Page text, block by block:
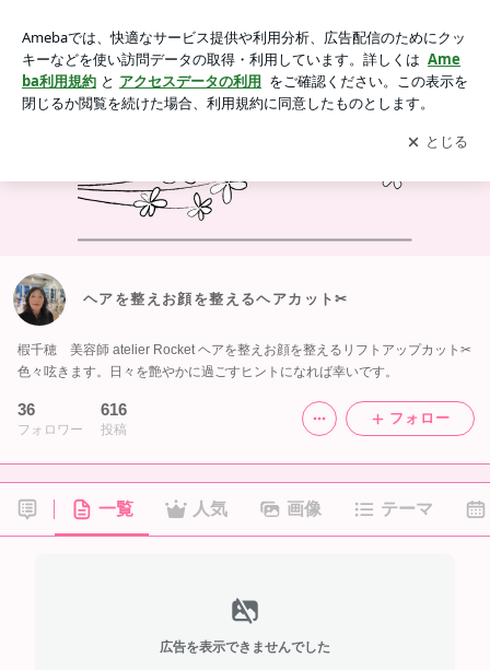
アプリをダウンロードして ブログの更新通知
を受け取りまし
ょう。
開く
ヘアを整えお顔を整えるヘアカット✂︎
椵千穂 美容師 atelier Rocket ヘアを整えお顔を整えるリフトアップカット✂︎
色々呟きます。日々を艶やかに過ごすヒントになれば幸いです。
36
フォロワー
616
投稿
フォロー
一覧 人気 画像 テーマ
広告を表示できませんでした